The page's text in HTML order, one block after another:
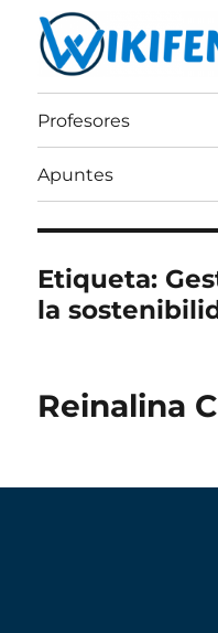
Wikifen
Profesores
Apuntes
Etiqueta:
la
Reinalina